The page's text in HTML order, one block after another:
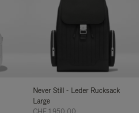
Never Still - Leder Rucksack
Large